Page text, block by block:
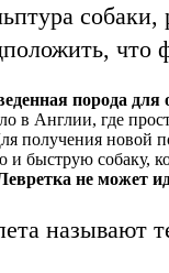
что
порода
в Англии, где
получения новой
и быструю собаку,
не может
называют